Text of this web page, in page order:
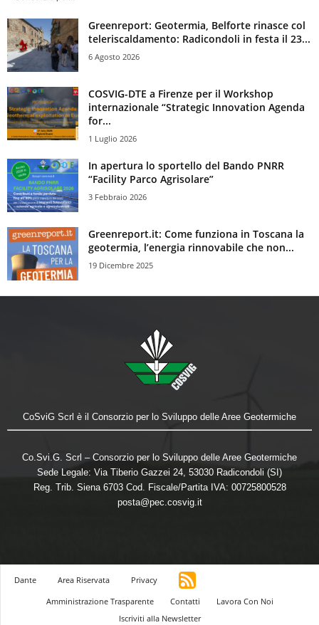
Greenreport: Geotermia, Belforte rinasce col
teleriscaldamento: Radicondoli in festa il 23...
6 Agosto 2026
COSVIG-DTE a Firenze per il Workshop
internazionale “Strategic Innovation Agenda
for...
1 Luglio 2026
In apertura lo sportello del Bando PNRR
“Facility Parco Agrisolare”
3 Febbraio 2026
Greenreport.it: Come funziona in Toscana la
geotermia, l’energia rinnovabile che non...
19 Dicembre 2025
CoSviG Scrl è il Consorzio per lo Sviluppo delle Aree Geotermiche
Co.Svi.G. Scrl – Consorzio per lo Sviluppo delle Aree Geotermiche
Sede Legale: Via Tiberio Gazzei 24, 53030 Radicondoli (SI)
Reg. Trib. Siena 6703 Cod. Fiscale/Partita IVA: 00725800528
posta@pec.cosvig.it
Dante Area Riservata
Privacy
Amministrazione Trasparente
Contatti
Lavora Con Noi
Iscriviti alla Newsletter